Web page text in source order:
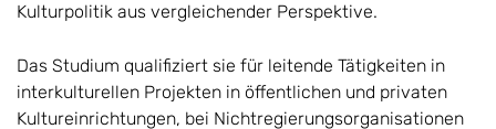
Kulturpolitik aus vergleichender Perspektive.
Das Studium qualifiziert sie für leitende Tätigkeiten in
interkulturellen Projekten in öffentlichen und privaten
Kultureinrichtungen, bei Nichtregierungsorganisationen